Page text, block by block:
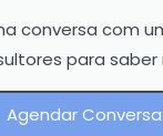
conversa com
para saber
Agendar Conversa